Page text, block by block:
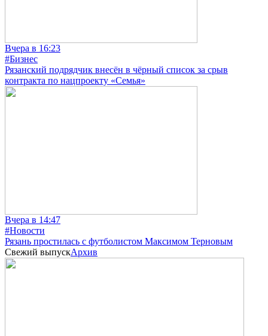
Вчера в 16:23
#Бизнес
Рязанский подрядчик внесён в чёрный список за срыв
контракта по нацпроекту «Семья»
Вчера в 14:47
#Новости
Рязань простилась с футболистом Максимом Терновым
Свежий выпускАрхив